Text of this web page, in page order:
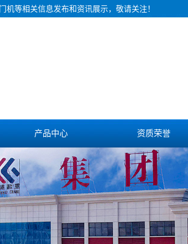
机等相关信息发布和资讯展示，敬请关注！
产品中心 资质荣誉